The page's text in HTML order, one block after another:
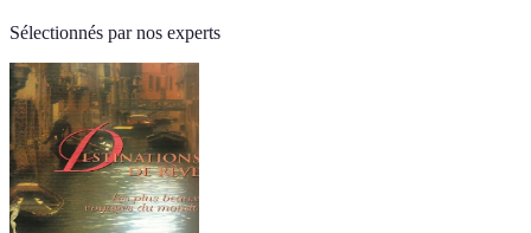
Sélectionnés par nos experts